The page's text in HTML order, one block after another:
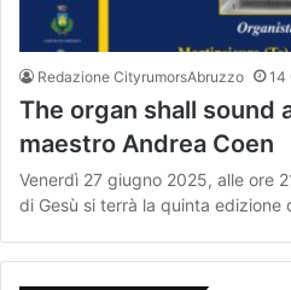
Redazione CityrumorsAbruzzo 14
The organ shall sound
maestro Andrea Coen
Venerdì 27 giugno 2025, alle ore
di Gesù si terrà la quinta edizione